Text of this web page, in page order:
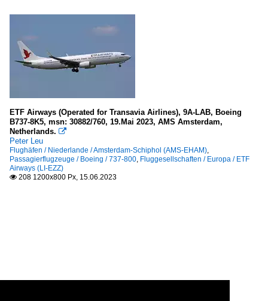
ETF Airways (Operated for Transavia Airlines), 9A-LAB, Boeing
B737-8K5, msn: 30882/760, 19.Mai 2023, AMS Amsterdam,
Netherlands. 
Peter Leu
Flughäfen / Niederlande / Amsterdam-Schiphol (AMS-EHAM),
Passagierflugzeuge / Boeing / 737-800, Fluggesellschaften / Europa / ETF
Airways (LI-EZZ)
 208 1200x800 Px, 15.06.2023